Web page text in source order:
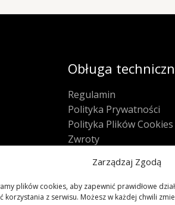
Zarządzaj Zgodą
plików cookies, aby zapewnić prawidłowe
korzystania z serwisu. Możesz w każdej chwili
Obługa
Regulamin
Polityka Prywatności
Polityka Plików Cookies
Zwroty